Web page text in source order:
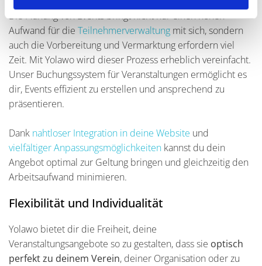
Die Planung von Events bringt nicht nur einen hohen
Aufwand für die Teilnehmerverwaltung mit sich, sondern
auch die Vorbereitung und Vermarktung erfordern viel
Zeit. Mit Yolawo wird dieser Prozess erheblich vereinfacht.
Unser Buchungssystem für Veranstaltungen ermöglicht es
dir, Events effizient zu erstellen und ansprechend zu
präsentieren.
Dank nahtloser Integration in deine Website und
vielfältiger Anpassungsmöglichkeiten kannst du dein
Angebot optimal zur Geltung bringen und gleichzeitig den
Arbeitsaufwand minimieren.
Flexibilität und Individualität
Yolawo bietet dir die Freiheit, deine
Veranstaltungsangebote so zu gestalten, dass sie optisch
perfekt zu deinem Verein, deiner Organisation oder zu